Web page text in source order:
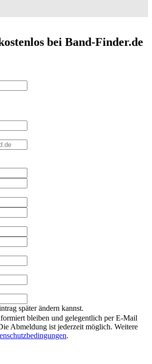
bei Band-Finder.de
später ändern kannst.
bleiben und gelegentlich per E-Mail
Abmeldung ist jederzeit möglich. Weitere
.